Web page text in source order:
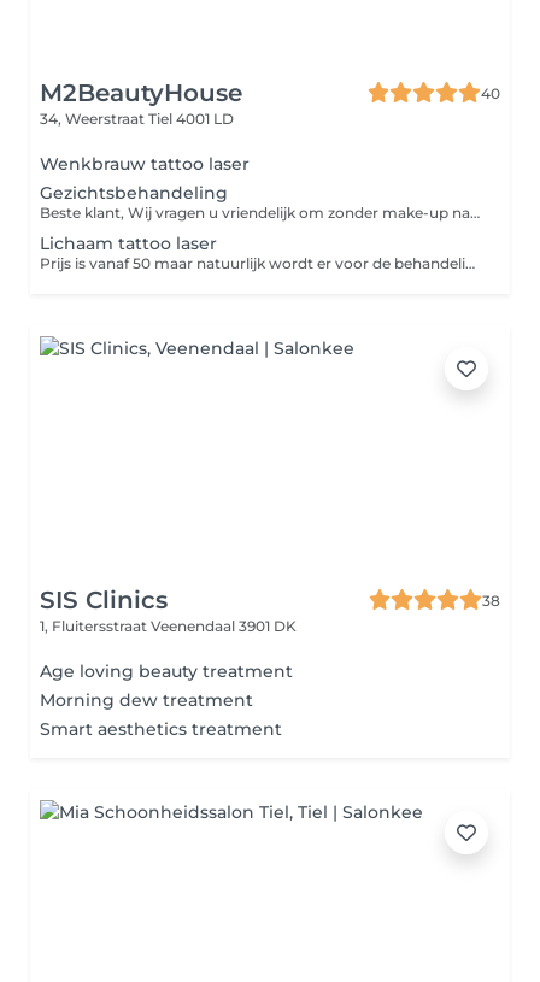
M2BeautyHouse
40
34, Weerstraat Tiel 4001 LD
Wenkbrauw tattoo laser
Gezichtsbehandeling
Beste klant, Wij vragen u vriendelijk om zonder make-up naar uw gezichtsbehandeling te komen. Zo kunnen wij uw huid beter reinigen en het beste resultaat behalen. Bedankt voor uw medewerking!
Lichaam tattoo laser
Prijs is vanaf 50 maar natuurlijk wordt er voor de behandeling gekeken naar om wat voorn tattoo het gaat. (Prijs kan dus verschillen)
SIS Clinics
38
1, Fluitersstraat Veenendaal 3901 DK
Age loving beauty treatment
Morning dew treatment
Smart aesthetics treatment